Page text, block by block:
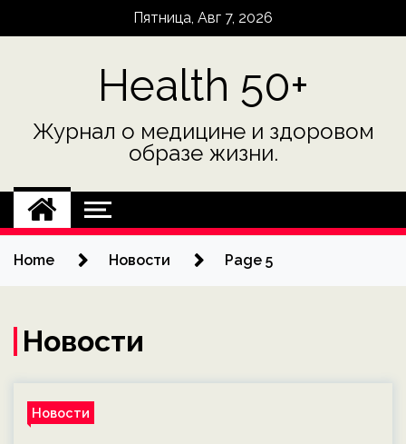
Пятница, Авг 7, 2026
Health 50+
Журнал о медицине и здоровом
образе жизни.
Home Новости Page 5
Новости
Новости